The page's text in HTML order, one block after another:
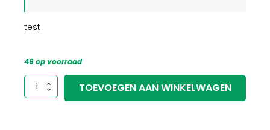
test
46 op voorraad
test
aantal
TOEVOEGEN AAN WINKELWAGEN